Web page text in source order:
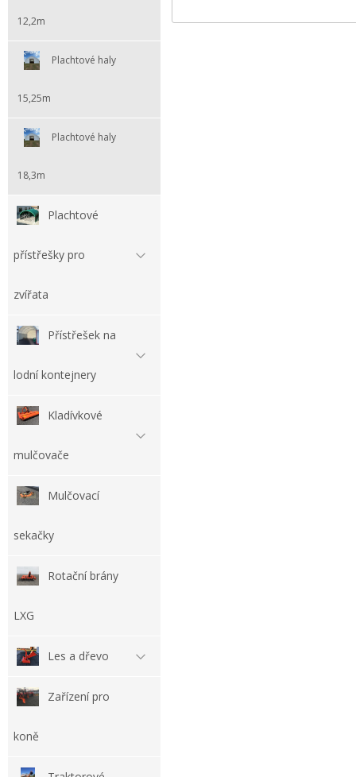
12,2m
Plachtové haly
15,25m
Plachtové haly
18,3m
Plachtové
přístřešky pro
zvířata
Přístřešek na
lodní kontejnery
Kladívkové
mulčovače
Mulčovací
sekačky
Rotační brány
LXG
Les a dřevo
Zařízení pro
koně